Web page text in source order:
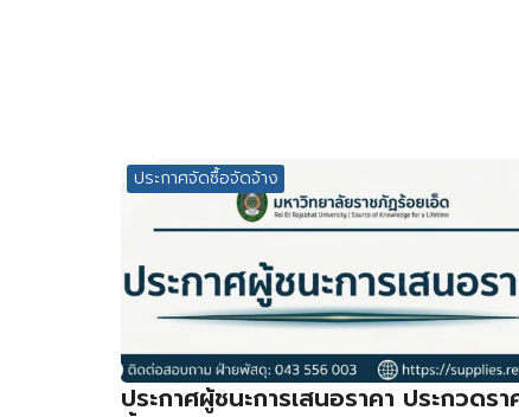
ประกาศจัดซื้อจัดจ้าง
ประกาศผู้ชนะการเสนอราคา ประกวดรา